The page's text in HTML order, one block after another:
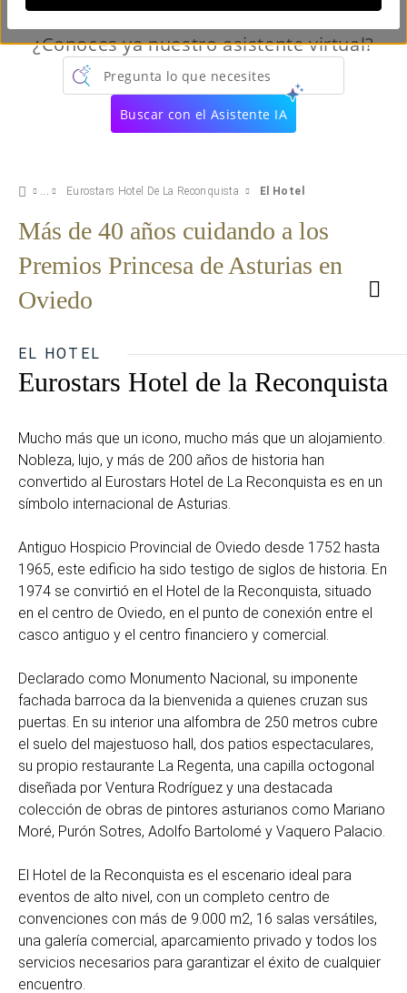
¿Conoces ya nuestro asistente virtual?
Pregunta lo que necesites
Buscar con el Asistente IA
Eurostars Hotel De La Reconquista El Hotel
Más de 40 años cuidando a los
Premios Princesa de Asturias en
Oviedo
EL HOTEL
Eurostars Hotel de la Reconquista
Mucho más que un icono, mucho más que un alojamiento.
Nobleza, lujo, y más de 200 años de historia han
convertido al Eurostars Hotel de La Reconquista es en un
símbolo internacional de Asturias.
Antiguo Hospicio Provincial de Oviedo desde 1752 hasta
1965, este edificio ha sido testigo de siglos de historia. En
1974 se convirtió en el Hotel de la Reconquista, situado
en el centro de Oviedo, en el punto de conexión entre el
casco antiguo y el centro financiero y comercial.
Declarado como Monumento Nacional, su imponente
fachada barroca da la bienvenida a quienes cruzan sus
puertas. En su interior una alfombra de 250 metros cubre
el suelo del majestuoso hall, dos patios espectaculares,
su propio restaurante La Regenta, una capilla octogonal
diseñada por Ventura Rodríguez y una destacada
colección de obras de pintores asturianos como Mariano
Moré, Purón Sotres, Adolfo Bartolomé y Vaquero Palacio.
El Hotel de la Reconquista es el escenario ideal para
eventos de alto nivel, con un completo centro de
convenciones con más de 9.000 m2, 16 salas versátiles,
una galería comercial, aparcamiento privado y todos los
servicios necesarios para garantizar el éxito de cualquier
encuentro.